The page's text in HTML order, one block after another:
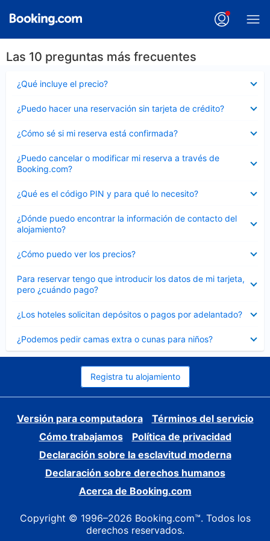
Las 10 preguntas más frecuentes
¿Qué incluye el precio?
cerrado
¿Puedo hacer una reservación sin tarjeta de crédito?
cerrado
¿Cómo sé si mi reserva está confirmada?
cerrado
¿Puedo cancelar o modificar mi reserva a través de
Booking.com?
cerrado
¿Qué es el código PIN y para qué lo necesito?
cerrado
¿Dónde puedo encontrar la información de contacto del
alojamiento?
cerrado
¿Cómo puedo ver los precios?
cerrado
Para reservar tengo que introducir los datos de mi tarjeta,
pero ¿cuándo pago?
cerrado
¿Los hoteles solicitan depósitos o pagos por adelantado?
cerrado
¿Podemos pedir camas extra o cunas para niños?
cerrado
Registra tu alojamiento
Versión para computadora
Términos del servicio
Cómo trabajamos
Política de privacidad
Declaración sobre la esclavitud moderna
Declaración sobre derechos humanos
Acerca de Booking.com
Copyright © 1996–2026 Booking.com™. Todos los
derechos reservados.